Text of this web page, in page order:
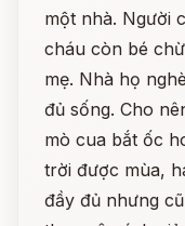
một nhà. Người
cháu còn bé
mẹ. Nhà họ
đủ sống. Cho
mò cua bắt ốc
trời được mùa,
đầy đủ nhưng